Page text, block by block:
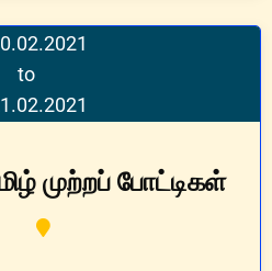
to
முற்றப் போட்டிகள்